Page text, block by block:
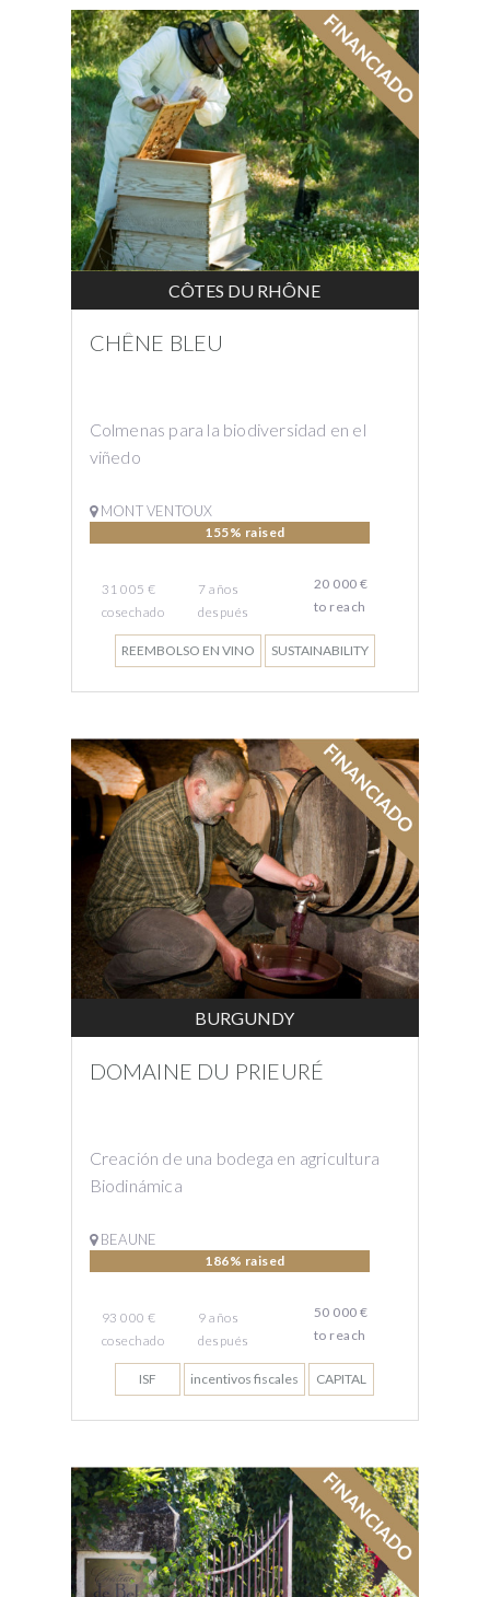
CÔTES DU RHÔNE
CHÊNE BLEU
Colmenas para la biodiversidad en el
viñedo
MONT VENTOUX
155% raised
31 005 €
cosechado
7 años
después
20 000 €
to reach
REEMBOLSO EN VINO SUSTAINABILITY
BURGUNDY
DOMAINE DU PRIEURÉ
Creación de una bodega en agricultura
Biodinámica
BEAUNE
186% raised
93 000 €
cosechado
9 años
después
50 000 €
to reach
ISF incentivos fiscales CAPITAL